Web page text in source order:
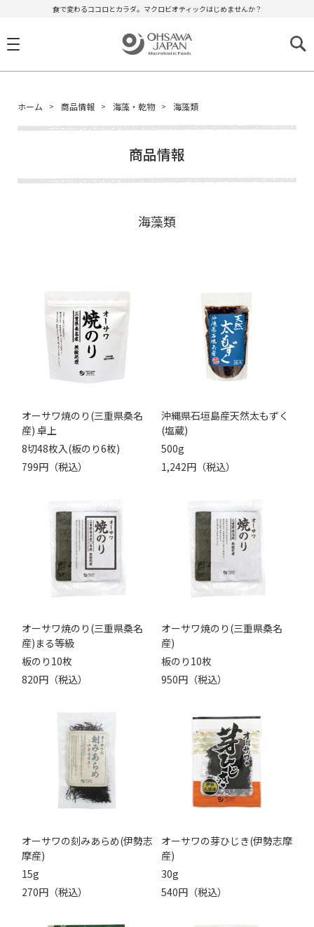
食で変わるココロとカラダ。マクロビオティックはじめませんか？
ホーム 商品情報 海藻・乾物 海藻類
商品情報
海藻類
オーサワ焼のり(三重県桑名
産) 卓上
8切48枚入(板のり6枚)
799円（税込）
沖縄県石垣島産天然太もずく
(塩蔵)
500g
1,242円（税込）
オーサワ焼のり(三重県桑名
産)まる等級
板のり10枚
820円（税込）
オーサワ焼のり(三重県桑名
産)
板のり10枚
950円（税込）
オーサワの刻みあらめ(伊勢志
摩産)
15g
270円（税込）
オーサワの芽ひじき(伊勢志摩
産)
30g
540円（税込）